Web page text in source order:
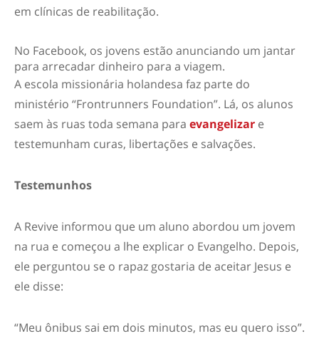
em clínicas de reabilitação.
No Facebook, os jovens estão anunciando um jantar
para arrecadar dinheiro para a viagem.
A escola missionária holandesa faz parte do
ministério “Frontrunners Foundation”. Lá, os alunos
saem às ruas toda semana para evangelizar e
testemunham curas, libertações e salvações.
Testemunhos
A Revive informou que um aluno abordou um jovem
na rua e começou a lhe explicar o Evangelho. Depois,
ele perguntou se o rapaz gostaria de aceitar Jesus e
ele disse:
“Meu ônibus sai em dois minutos, mas eu quero isso”.